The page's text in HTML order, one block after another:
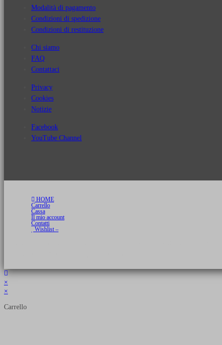
Modalità di pagamento
Condizioni di spedizione
Condizioni di restituzione
Chi siamo
FAQ
Contattaci
Privacy
Cookies
Notizie
Facebook
YouTube Channel
HOME
Carrello
Cassa
Il mio account
Contatti
Wishlist –
×
×
Carrello